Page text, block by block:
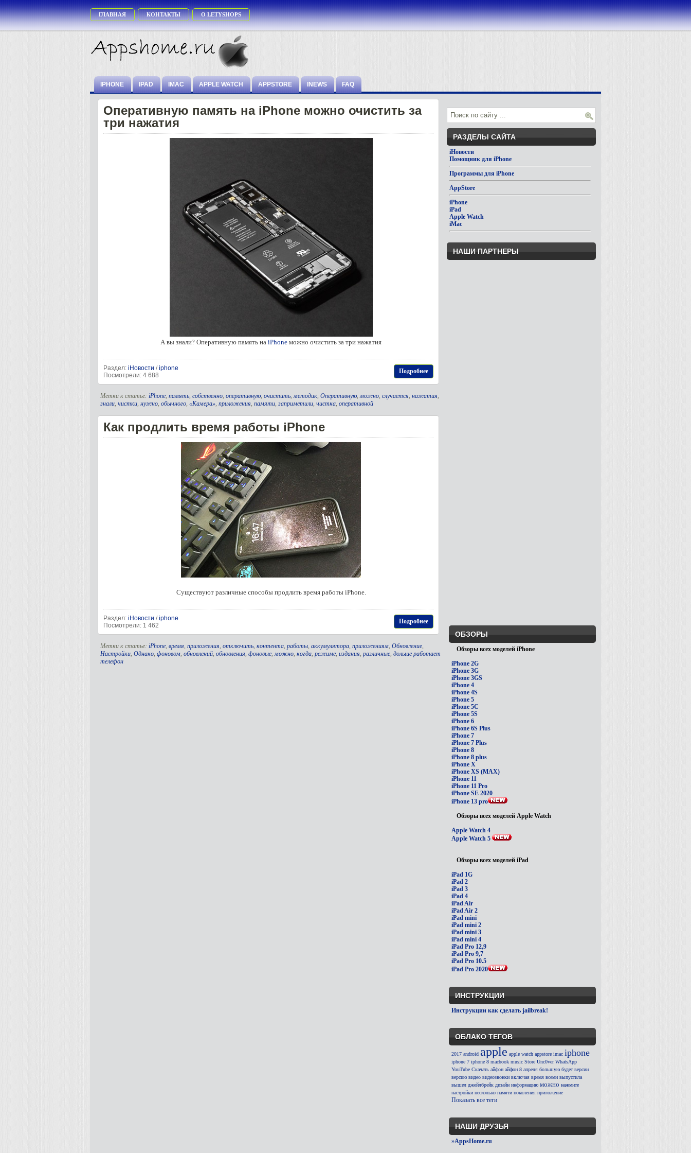
ГЛАВНАЯ КОНТАКТЫ О LETYSHOPS
IPHONE IPAD IMAC APPLE WATCH APPSTORE INEWS FAQ
Оперативную память на iPhone можно очистить за
три нажатия
А вы знали? Оперативную память на iPhone можно очистить за три нажатия
Раздел: iНовости /iphone
Посмотрели: 4 688
Подробнее
Метки к статье: iPhone, память, собственно, оперативную, очистить,методик, Оперативную,можно, случается, нажатия,
знали, чистки, нужно, обычного, «Камера», приложения, памяти, заприметили, чистка, оперативной
Как продлить время работы iPhone
Существуют различные способы продлить время работы iPhone.
Раздел: iНовости /iphone
Посмотрели: 1 462
Подробнее
Метки к статье: iPhone, время, приложения, отключить, контента, работы, аккумулятора, приложениям, Обновление,
Настройки, Однако, фоновом, обновлений, обновления, фоновые,можно, когда, режиме, издания, различные, дольше работает
телефон
РАЗДЕЛЫ САЙТА
iНовости
Помощник для iPhone
Программы для iPhone
AppStore
iPhone
iPad
Apple Watch
iMac
НАШИ ПАРТНЕРЫ
ОБЗОРЫ
Обзоры всех моделей iPhone
iPhone 2G
iPhone 3G
iPhone 3GS
iPhone 4
iPhone 4S
iPhone 5
iPhone 5C
iPhone 5S
iPhone 6
iPhone 6S Plus
iPhone 7
iPhone 7 Plus
iPhone 8
iPhone 8 plus
iPhone X
iPhone XS (MAX)
iPhone 11
iPhone 11 Pro
iPhone SE 2020
iPhone 13 pro
Обзоры всех моделей Apple Watch
Apple Watch 4
Apple Watch 5
Обзоры всех моделей iPad
iPad 1G
iPad 2
iPad 3
iPad 4
iPad Air
iPad Air 2
iPad mini
iPad mini 2
iPad mini 3
iPad mini 4
iPad Pro 12,9
iPad Pro 9,7
iPad Pro 10.5
iPad Pro 2020
ИНСТРУКЦИИ
Инструкции как сделать jailbreak!
ОБЛАКО ТЕГОВ
2017 android apple apple watch appstore imac iphone
iphone 7 iphone 8 macbook music Store Unc0ver WhatsApp
YouTube Скачать айфон айфон 8 апреля большую будет версии
версию видео видеозвонки включая время всеми выпустила
вышел джейлбрейк дизайн информацию можно нажмите
настройки несколько памяти поколения приложение
Показать все теги
НАШИ ДРУЗЬЯ
»AppsHome.ru